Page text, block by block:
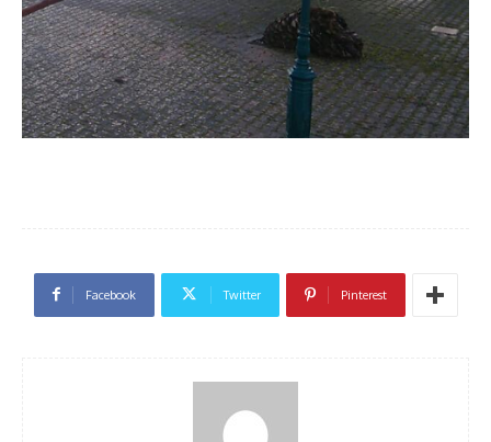
Facebook Twitter Pinterest